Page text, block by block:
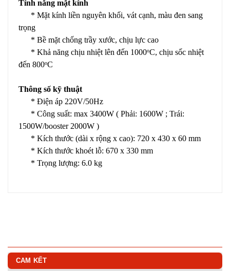
Tính năng mặt kính
* Mặt kính liền nguyên khối, vát cạnh, màu đen sang
trọng
* Bề mặt chống trầy xước, chịu lực cao
* Khả năng chịu nhiệt lên đến 1000oC, chịu sốc nhiệt
đến 800oC
Thông số kỹ thuật
* Điện áp 220V/50Hz
* Công suất: max 3400W ( Phải: 1600W ; Trái:
1500W/booster 2000W )
* Kích thước (dài x rộng x cao): 720 x 430 x 60 mm
* Kích thước khoét lỗ: 670 x 330 mm
* Trọng lượng: 6.0 kg
CAM KẾT